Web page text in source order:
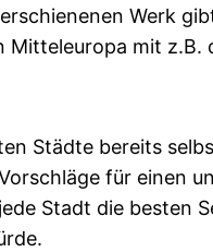
Werk
Mitteleuropa mit
Städte bereits
für einen
Stadt die besten